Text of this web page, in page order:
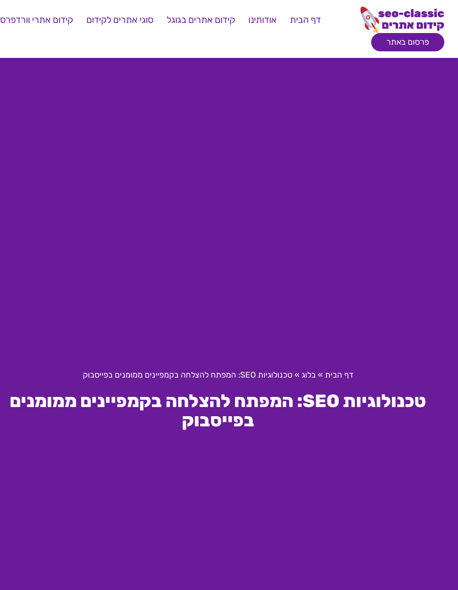
דף הבית אודותינו קידום אתרים בגוגל סוגי אתרים לקידום קידום אתרי וורדפרס
פרסום באתר
דף הבית »בלוג »טכנולוגיות SEO: המפתח להצלחה בקמפיינים ממומנים בפייסבוק
טכנולוגיות SEO: המפתח להצלחה בקמפיינים ממומנים
בפייסבוק